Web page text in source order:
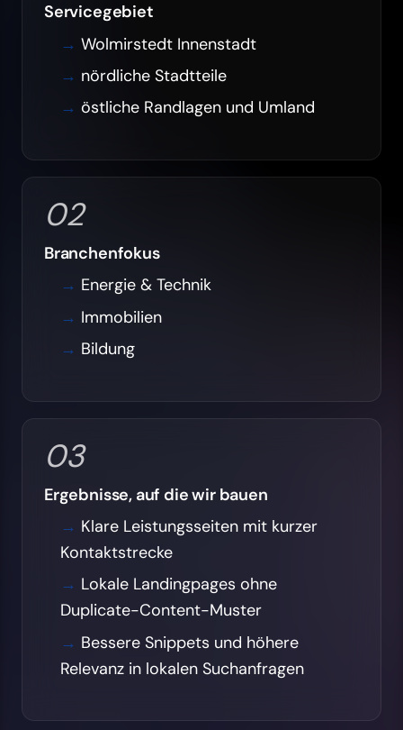
Servicegebiet
Wolmirstedt Innenstadt
nördliche Stadtteile
östliche Randlagen und Umland
02
Branchenfokus
Energie & Technik
Immobilien
Bildung
03
Ergebnisse, auf die wir bauen
Klare Leistungsseiten mit kurzer
Kontaktstrecke
Lokale Landingpages ohne
Duplicate-Content-Muster
Bessere Snippets und höhere
Relevanz in lokalen Suchanfragen